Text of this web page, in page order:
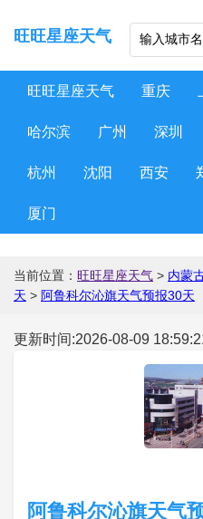
旺旺星座天气
旺旺星座天气 重庆
哈尔滨 广州 深圳
杭州 沈阳 西安
厦门
当前位置： 旺旺星座天气 > 内蒙
天 > 阿鲁科尔沁旗天气预报30天
更新时间:2026-08-09
阿鲁科尔沁旗天气